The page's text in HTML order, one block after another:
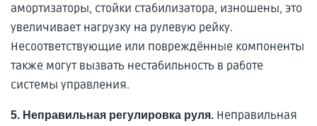
амортизаторы, стойки стабилизатора, изношены, это
увеличивает нагрузку на рулевую рейку.
Несоответствующие или повреждённые компоненты
также могут вызвать нестабильность в работе
системы управления.
5. Неправильная регулировка руля. Неправильная